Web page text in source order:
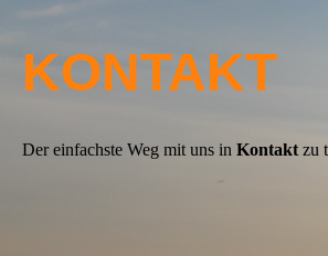
KONTAKT
Der einfachste Weg mit uns in Kontakt zu